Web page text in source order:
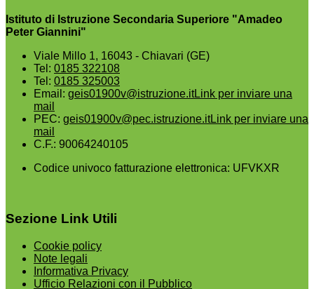
Istituto di Istruzione Secondaria Superiore "Amadeo
Peter Giannini"
Viale Millo 1, 16043 - Chiavari (GE)
Tel: 0185 322108
Tel: 0185 325003
Email: geis01900v@istruzione.itLink per inviare una
mail
PEC: geis01900v@pec.istruzione.itLink per inviare una
mail
C.F.: 90064240105
Codice univoco fatturazione elettronica: UFVKXR
Sezione Link Utili
Cookie policy
Note legali
Informativa Privacy
Ufficio Relazioni con il Pubblico